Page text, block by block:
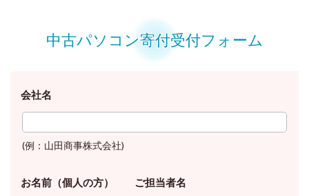
中古パソコン寄付受付フォーム
会社名
(例：山田商事株式会社)
お名前（個人の方） ご担当者名